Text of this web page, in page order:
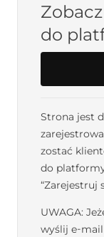
do
Strona jest
zostać
do
“Zarejestruj
UWAGA:
wyślij e-